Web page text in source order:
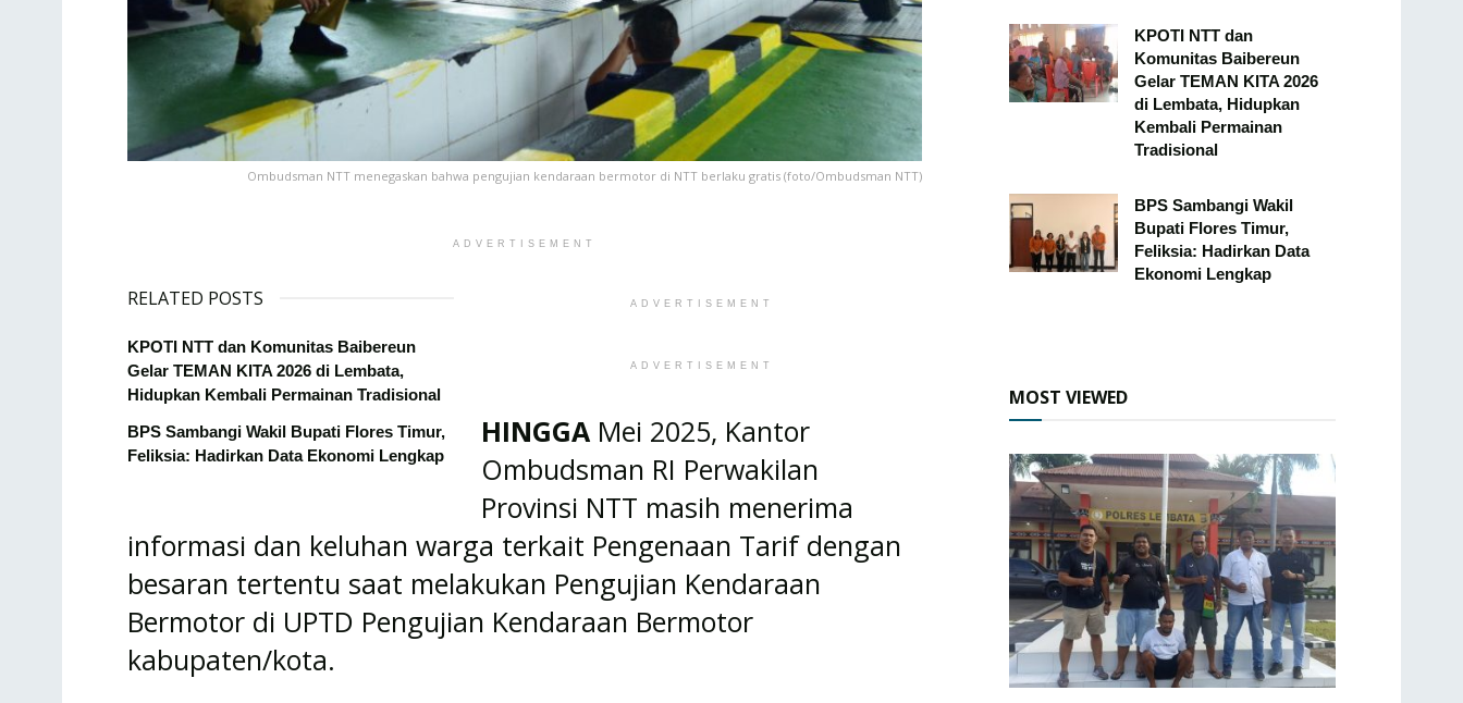
Ombudsman NTT menegaskan bahwa pengujian kendaraan bermotor di NTT berlaku gratis (foto/Ombudsman NTT)
ADVERTISEMENT
RELATED POSTS
KPOTI NTT dan Komunitas Baibereun
Gelar TEMAN KITA 2026 di Lembata,
Hidupkan Kembali Permainan Tradisional
BPS Sambangi Wakil Bupati Flores Timur,
Feliksia: Hadirkan Data Ekonomi Lengkap
ADVERTISEMENT
ADVERTISEMENT
HINGGA Mei 2025, Kantor
Ombudsman RI Perwakilan
Provinsi NTT masih menerima
informasi dan keluhan warga terkait Pengenaan Tarif dengan
besaran tertentu saat melakukan Pengujian Kendaraan
Bermotor di UPTD Pengujian Kendaraan Bermotor
kabupaten/kota.
KPOTI NTT dan
Komunitas Baibereun
Gelar TEMAN KITA 2026
di Lembata, Hidupkan
Kembali Permainan
Tradisional
BPS Sambangi Wakil
Bupati Flores Timur,
Feliksia: Hadirkan Data
Ekonomi Lengkap
MOST VIEWED